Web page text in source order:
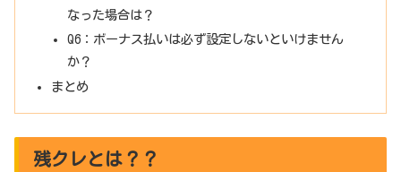
なった場合は？
Q6：ボーナス払いは必ず設定しないといけません
か？
まとめ
残クレとは？？